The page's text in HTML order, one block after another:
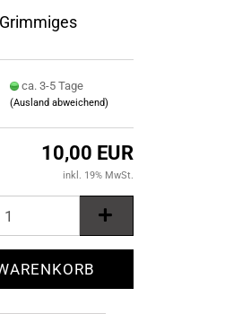
ca. 3-5 Tage
(Ausland abweichend)
10,00 EUR
inkl. 19% MwSt.